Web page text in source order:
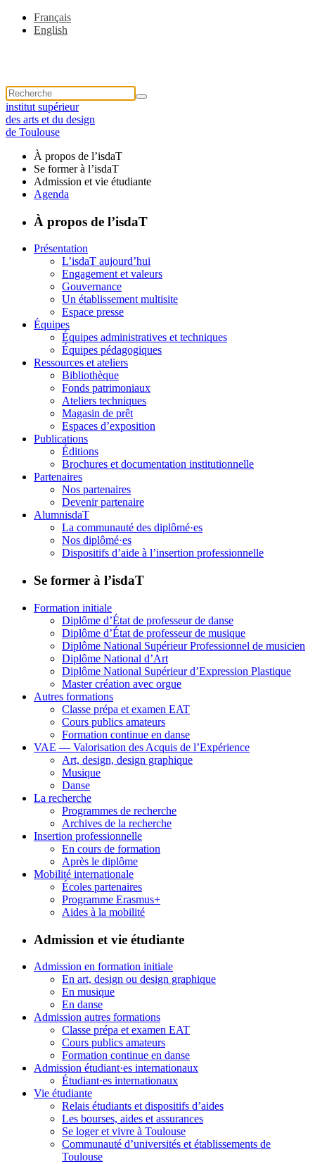
Français
English
institut supérieur
des arts et du design
de Toulouse
À propos de l’isdaT
Se former à l’isdaT
Admission et vie étudiante
Agenda
À propos de l’isdaT
Présentation
L’isdaT aujourd’hui
Engagement et valeurs
Gouvernance
Un établissement multisite
Espace presse
Équipes
Équipes administratives et techniques
Équipes pédagogiques
Ressources et ateliers
Bibliothèque
Fonds patrimoniaux
Ateliers techniques
Magasin de prêt
Espaces d’exposition
Publications
Éditions
Brochures et documentation institutionnelle
Partenaires
Nos partenaires
Devenir partenaire
AlumnisdaT
La communauté des diplômé·es
Nos diplômé·es
Dispositifs d’aide à l’insertion professionnelle
Se former à l’isdaT
Formation initiale
Diplôme d’État de professeur de danse
Diplôme d’État de professeur de musique
Diplôme National Supérieur Professionnel de musicien
Diplôme National d’Art
Diplôme National Supérieur d’Expression Plastique
Master création avec orgue
Autres formations
Classe prépa et examen EAT
Cours publics amateurs
Formation continue en danse
VAE — Valorisation des Acquis de l’Expérience
Art, design, design graphique
Musique
Danse
La recherche
Programmes de recherche
Archives de la recherche
Insertion professionnelle
En cours de formation
Après le diplôme
Mobilité internationale
Écoles partenaires
Programme Erasmus+
Aides à la mobilité
Admission et vie étudiante
Admission en formation initiale
En art, design ou design graphique
En musique
En danse
Admission autres formations
Classe prépa et examen EAT
Cours publics amateurs
Formation continue en danse
Admission étudiant·es internationaux
Étudiant·es internationaux
Vie étudiante
Relais étudiants et dispositifs d’aides
Les bourses, aides et assurances
Se loger et vivre à Toulouse
Communauté d’universités et établissements de
Toulouse